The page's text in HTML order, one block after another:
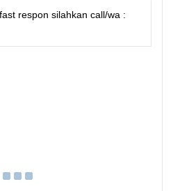
respon silahkan call/wa :